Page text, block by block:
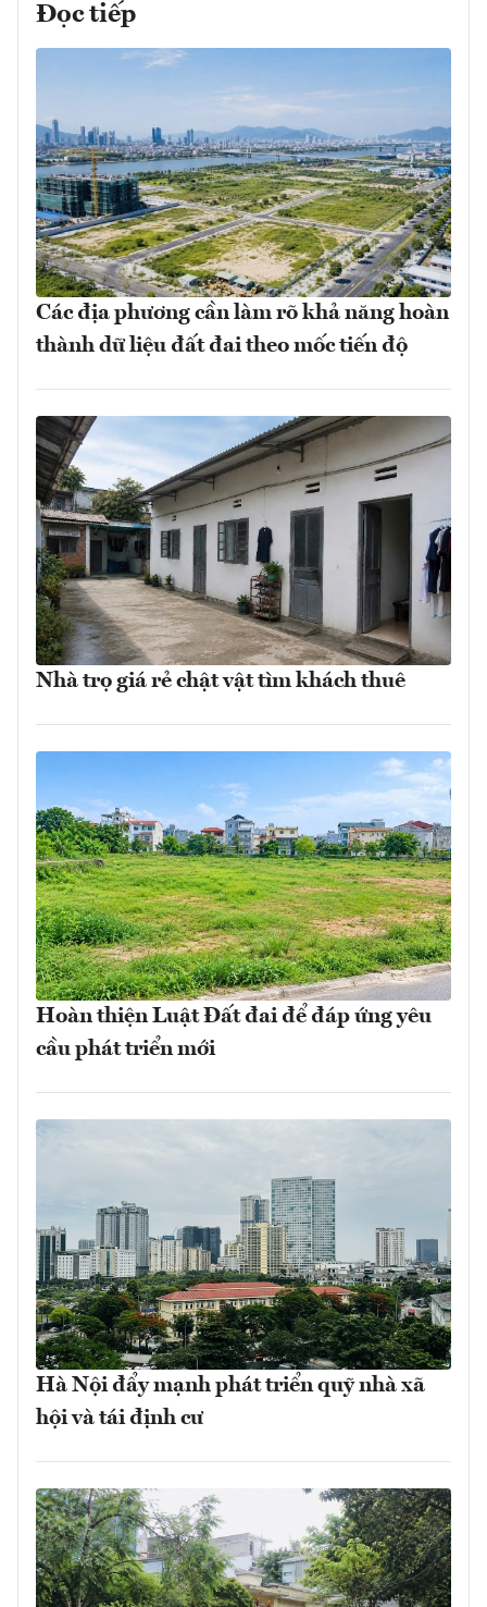
Đọc tiếp
Các địa phương cần làm rõ khả năng hoàn
thành dữ liệu đất đai theo mốc tiến độ
Nhà trọ giá rẻ chật vật tìm khách thuê
Hoàn thiện Luật Đất đai để đáp ứng yêu
cầu phát triển mới
Hà Nội đẩy mạnh phát triển quỹ nhà xã
hội và tái định cư